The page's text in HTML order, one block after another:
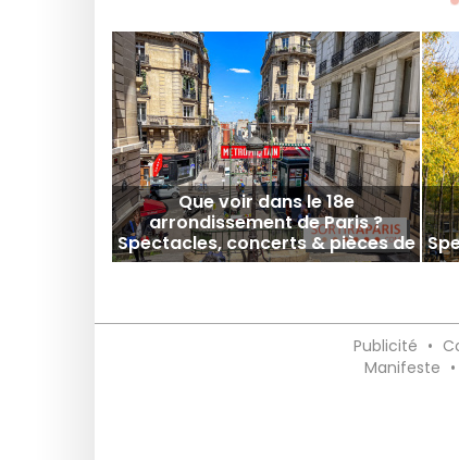
Que voir dans le 18e
arrondissement de Paris ?
Spectacles, concerts & pièces de
théâtre du moment !
Publicité •
Manifeste •